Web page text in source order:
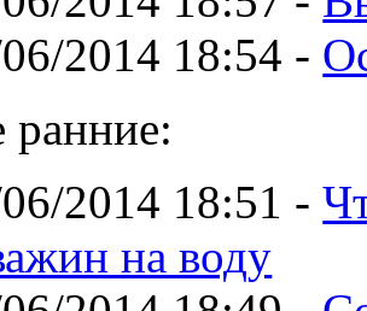
2014 18:54 -
ранние:
2014 18:51 -
на воду